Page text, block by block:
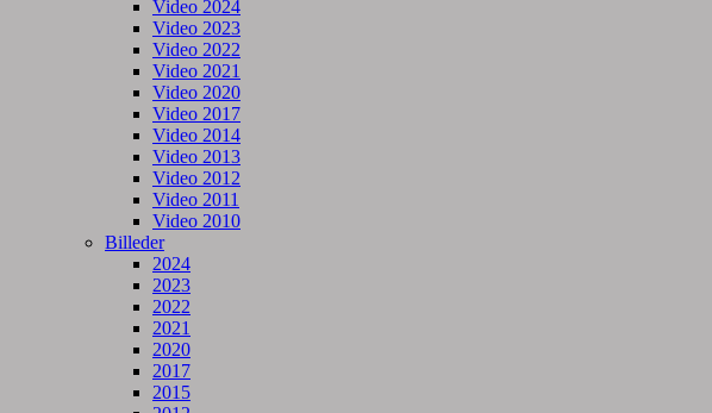
Video 2024
Video 2023
Video 2022
Video 2021
Video 2020
Video 2017
Video 2014
Video 2013
Video 2012
Video 2011
Video 2010
Billeder
2024
2023
2022
2021
2020
2017
2015